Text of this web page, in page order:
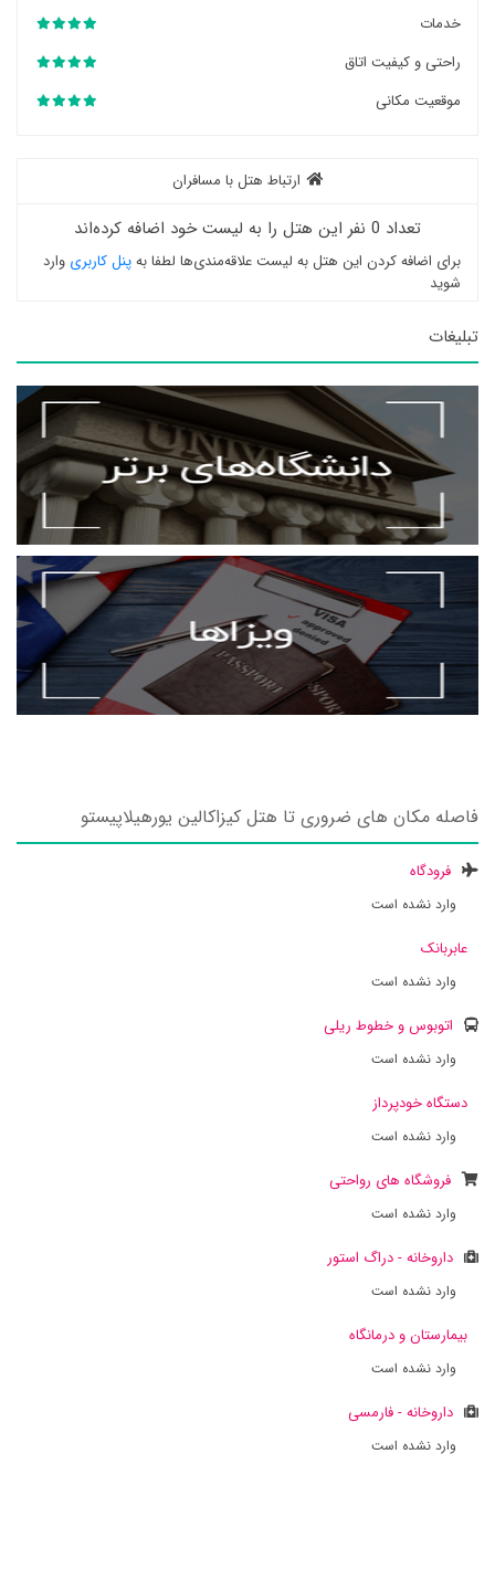
خدمات
راحتی و کیفیت اتاق
موقعیت مکانی
ارتباط هتل با مسافران
تعداد 0 نفر این هتل را به لیست خود اضافه کرده‌اند
برای اضافه کردن این هتل به لیست علاقه‌مندی‌ها لطفا بهپنل کاربری وارد
شوید
تبلیغات
فاصله مکان های ضروری تا هتل کیزاکالین یورهیلاپیستو
فرودگاه
وارد نشده است
عابربانک
وارد نشده است
اتوبوس و خطوط ریلی
وارد نشده است
دستگاه خودپرداز
وارد نشده است
فروشگاه های رواحتی
وارد نشده است
داروخانه - دراگ استور
وارد نشده است
بیمارستان و درمانگاه
وارد نشده است
داروخانه - فارمسی
وارد نشده است